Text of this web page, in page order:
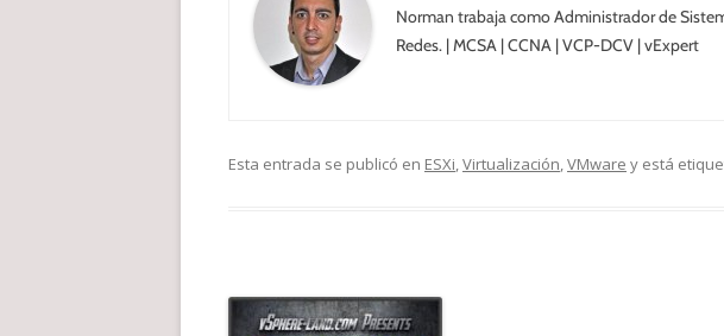
Norman trabaja como Administrador de
Redes. | MCSA | CCNA | VCP-DCV | vExpert
Esta entrada se publicó en ESXi,Virtualización,VMware y está